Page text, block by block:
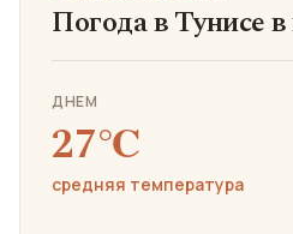
Погода в Тунисе
ДНЕМ
27℃
средняя температура